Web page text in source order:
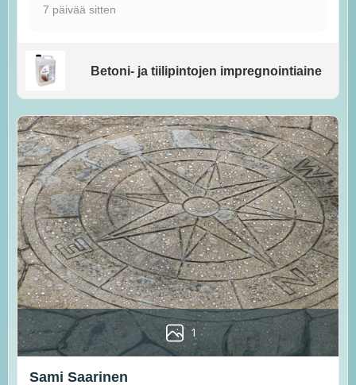
7 päivää sitten
Betoni- ja tiilipintojen impregnointiaine
1
Sami Saarinen